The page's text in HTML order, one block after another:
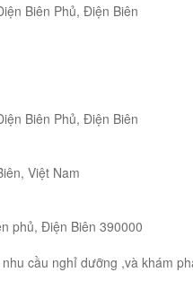
Biên Phủ, Điện Biên
Biên Phủ, Điện Biên
Việt Nam
phủ, Điện Biên 390000
cầu nghỉ dưỡng ,và khám